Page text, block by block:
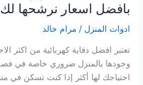
بافضل اسعار نرشحها لك
ادوات المنزل / مرام خالد
تعتبر افضل دفاية كهربائية من اكثر
وجودها بالمنزل ضروري خاصة في فصل
احتياجك لها أكثر إذا كنت تسكن في